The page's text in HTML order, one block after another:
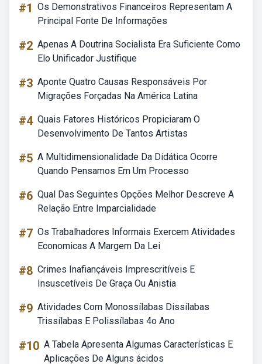
#1 Os Demonstrativos Financeiros Representam A
Principal Fonte De Informações
#2 Apenas A Doutrina Socialista Era Suficiente Como
Elo Unificador Justifique
#3 Aponte Quatro Causas Responsáveis Por
Migrações Forçadas Na América Latina
#4 Quais Fatores Históricos Propiciaram O
Desenvolvimento De Tantos Artistas
#5 A Multidimensionalidade Da Didática Ocorre
Quando Pensamos Em Um Processo
#6 Qual Das Seguintes Opções Melhor Descreve A
Relação Entre Imparcialidade
#7 Os Trabalhadores Informais Exercem Atividades
Economicas A Margem Da Lei
#8 Crimes Inafiançáveis Imprescritíveis E
Insuscetíveis De Graça Ou Anistia
#9 Atividades Com Monossílabas Dissílabas
Trissílabas E Polissílabas 4o Ano
#10 A Tabela Apresenta Algumas Características E
Aplicações De Alguns ácidos